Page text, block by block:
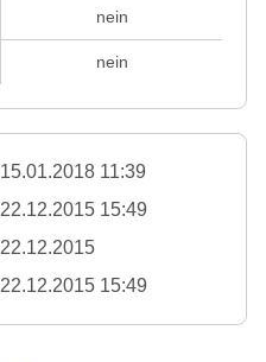
nein
nein
15.01.2018 11:39
22.12.2015 15:49
22.12.2015
22.12.2015 15:49